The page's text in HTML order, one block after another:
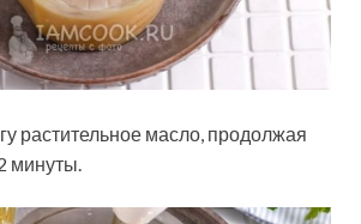
растительное масло, продолжая
минуты.